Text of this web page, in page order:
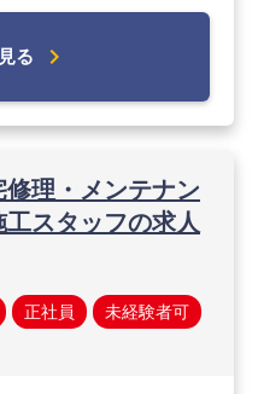
る chevron_right
修理・メンテナン
スタッフの求人
正社員 未経験者可